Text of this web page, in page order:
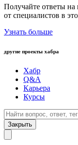
Получайте ответы
от специалистов в
Узнать больше
другие проекты хабра
Хабр
Q&A
Карьера
Курсы
Закрыть